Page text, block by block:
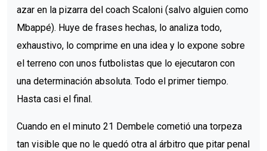
azar en la pizarra del coach Scaloni (salvo alguien como
Mbappé). Huye de frases hechas, lo analiza todo,
exhaustivo, lo comprime en una idea y lo expone sobre
el terreno con unos futbolistas que lo ejecutaron con
una determinación absoluta. Todo el primer tiempo.
Hasta casi el final.
Cuando en el minuto 21 Dembele cometió una torpeza
tan visible que no le quedó otra al árbitro que pitar penal